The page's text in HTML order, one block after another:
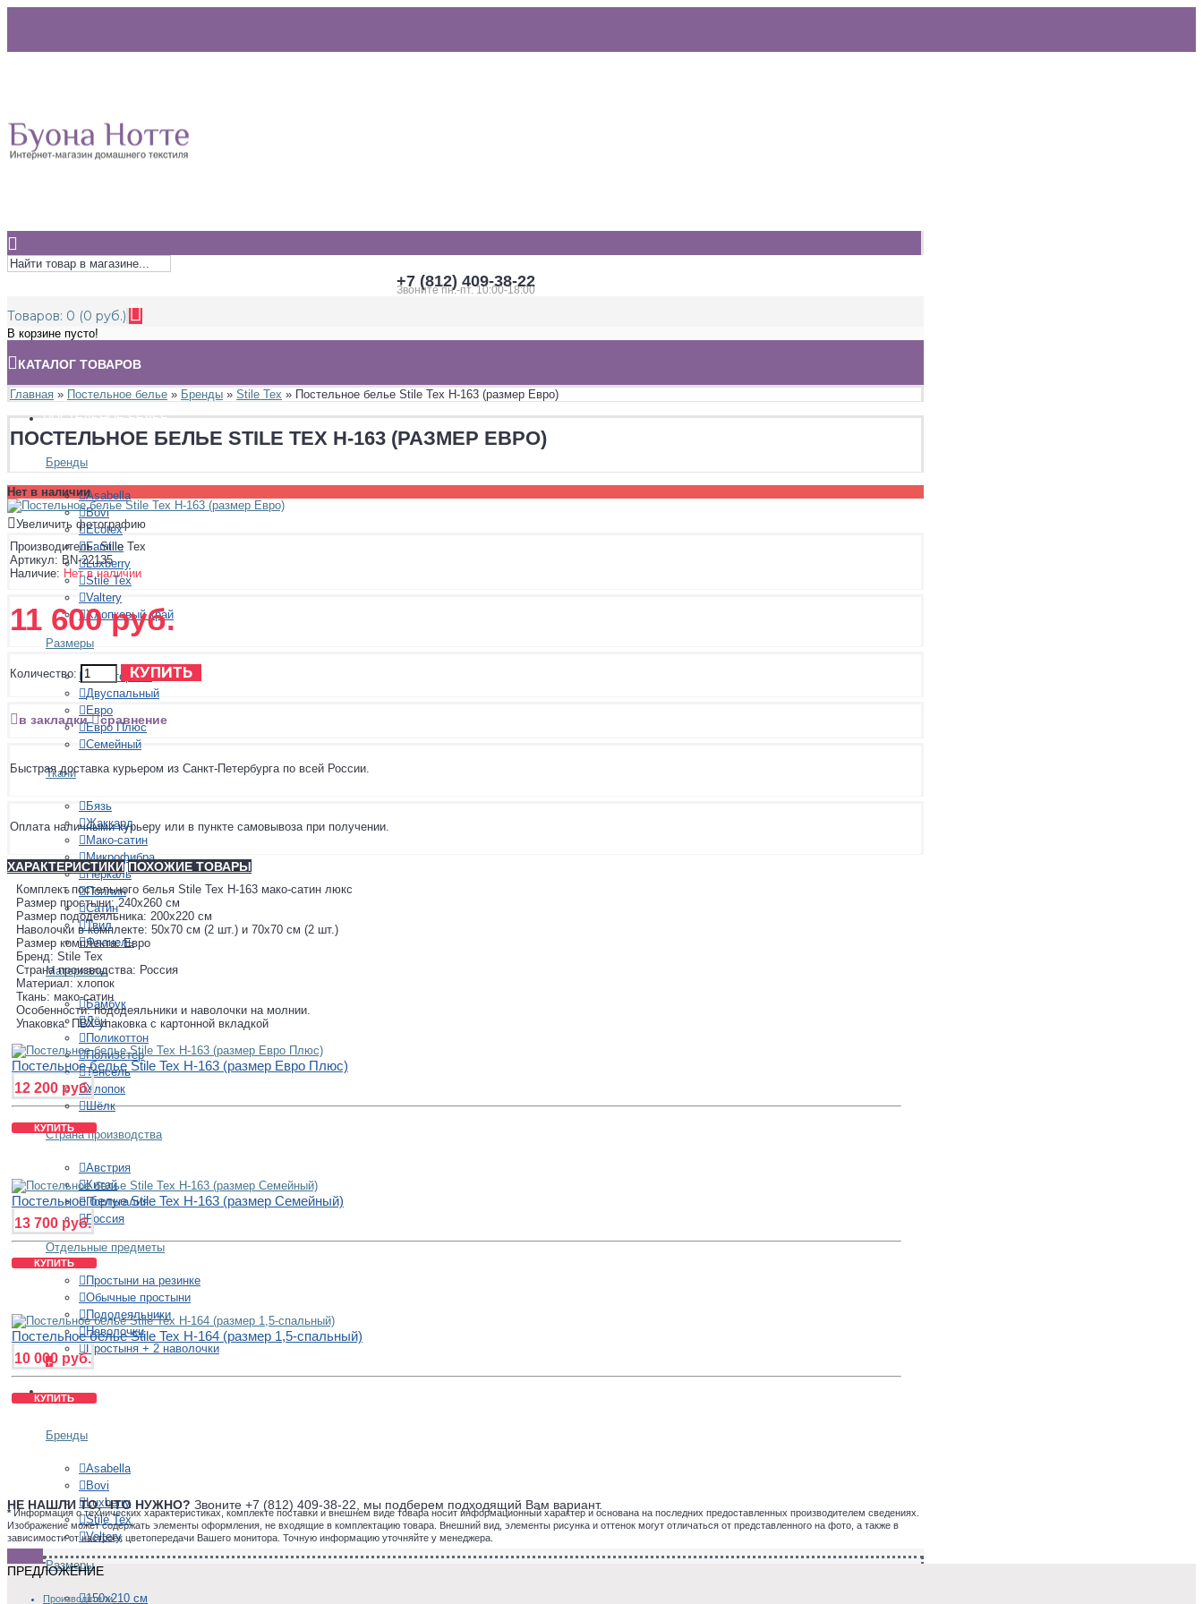
+7 (812) 409-38-22
Звоните пн.-пт. 10:00-18:00
Товаров: 0 (0 руб.)
В корзине пусто!
КАТАЛОГ ТОВАРОВ
ПОСТЕЛЬНОЕ БЕЛЬЕ
Бренды
Asabella
Bovi
Ecotex
Famille
Luxberry
Stile Tex
Valtery
Хлопковый край
Размеры
Полуторный
Двуспальный
Евро
Евро Плюс
Семейный
Ткани
Бязь
Жаккард
Мако-сатин
Микрофибра
Перкаль
Поплин
Сатин
Твил
Фланель
Материалы
Бамбук
Лён
Поликоттон
Полиэстер
Тенсель
Хлопок
Шёлк
Страна производства
Австрия
Китай
Португалия
Россия
Отдельные предметы
Простыни на резинке
Обычные простыни
Пододеяльники
Наволочки
Простыня + 2 наволочки
+
ПОКРЫВАЛА
Бренды
Asabella
Bovi
Luxberry
Stile Tex
Valtery
Размеры
150х210 см
Главная » Постельное белье » Бренды » Stile Tex » Постельное белье Stile Tex H-163 (размер Евро)
ПОСТЕЛЬНОЕ БЕЛЬЕ STILE TEX H-163 (РАЗМЕР ЕВРО)
Нет в наличии
Увеличить фотографию
Производитель:Stile Tex
Артикул: BN-22135
Наличие: Нет в наличии
11 600 руб.
Количество: КУПИТЬ
в закладки сравнение
Быстрая доставка курьером из Санкт-Петербурга по всей России.
Оплата наличными курьеру или в пункте самовывоза при получении.
ХАРАКТЕРИСТИКИ ПОХОЖИЕ ТОВАРЫ
Комплект постельного белья Stile Tex H-163 мако-сатин люкс
Размер простыни: 240х260 см
Размер пододеяльника: 200х220 см
Наволочки в комплекте: 50х70 см (2 шт.) и 70х70 см (2 шт.)
Размер комплекта: Евро
Бренд: Stile Tex
Страна производства: Россия
Материал: хлопок
Ткань: мако-сатин
Особенности: пододеяльники и наволочки на молнии.
Упаковка: ПВХ-упаковка с картонной вкладкой
Постельное белье Stile Tex H-163 (размер Евро Плюс)
12 200 руб.
КУПИТЬ
Постельное белье Stile Tex H-163 (размер Семейный)
13 700 руб.
КУПИТЬ
Постельное белье Stile Tex H-164 (размер 1,5-спальный)
10 000 руб.
КУПИТЬ
НЕ НАШЛИ ТО, ЧТО НУЖНО? Звоните +7 (812) 409-38-22, мы подберем подходящий Вам вариант.
* Информация о технических характеристиках, комплекте поставки и внешнем виде товара носит информационный характер и основана на последних предоставленных производителем сведениях.
Изображение может содержать элементы оформления, не входящие в комплектацию товара. Внешний вид, элементы рисунка и оттенок могут отличаться от представленного на фото, а также в
зависимости от настроек цветопередачи Вашего монитора. Точную информацию уточняйте у менеджера.
ПРЕДЛОЖЕНИЕ
Производители